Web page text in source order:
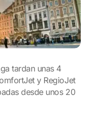
tardan unas 4
y RegioJet
desde unos 20